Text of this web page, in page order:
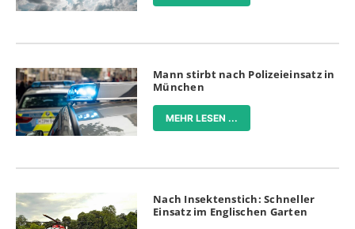
Mann stirbt nach Polizeieinsatz in
München
MEHR LESEN ...
Nach Insektenstich: Schneller
Einsatz im Englischen Garten